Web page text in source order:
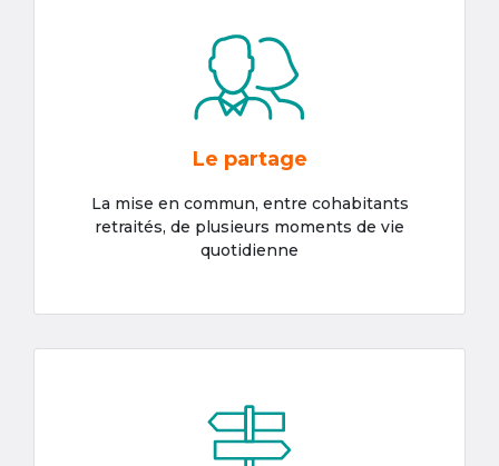
Le partage
La mise en commun, entre cohabitants
retraités, de plusieurs moments de vie
quotidienne